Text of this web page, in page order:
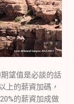
望值是必談的話
上的薪資加碼，
的薪資加成做